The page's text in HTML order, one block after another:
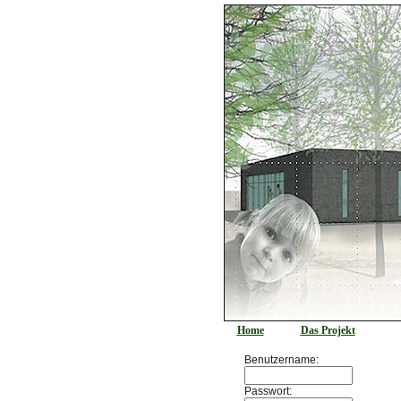
Home Das Projekt
Benutzername:
Passwort: